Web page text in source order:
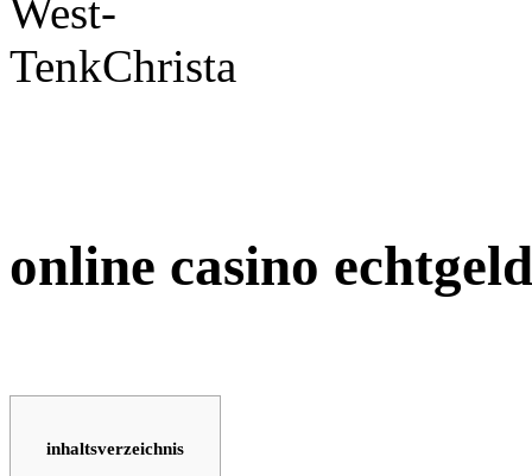
online casino
inhaltsverzeichnis